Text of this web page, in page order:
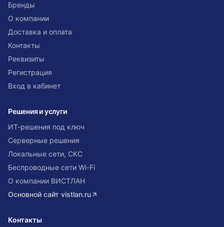
Бренды
О компании
Доставка и оплата
Контакты
Реквизиты
Регистрация
Вход в кабинет
Решения и услуги
ИТ-решения под ключ
Серверные решения
Локальные сети, СКС
Беспроводные сети Wi-Fi
О компании ВИСТЛАН
Основной сайт vistlan.ru
Контакты